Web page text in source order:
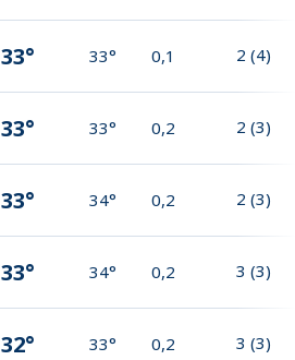
33° 33° 0,1 2 (4)
33° 33° 0,2 2 (3)
33° 34° 0,2 2 (3)
33° 34° 0,2 3 (3)
32° 33° 0,2 3 (3)